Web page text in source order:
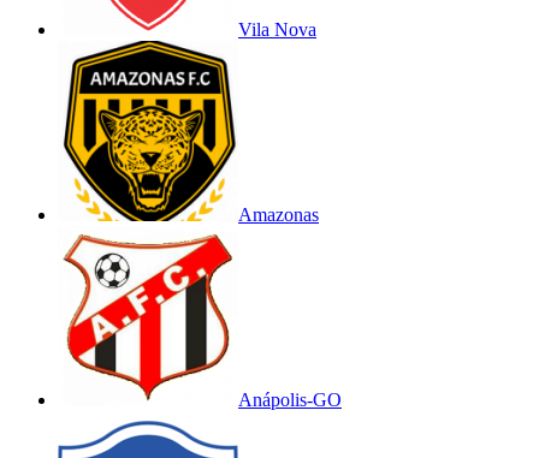
Vila Nova
Amazonas
Anápolis-GO